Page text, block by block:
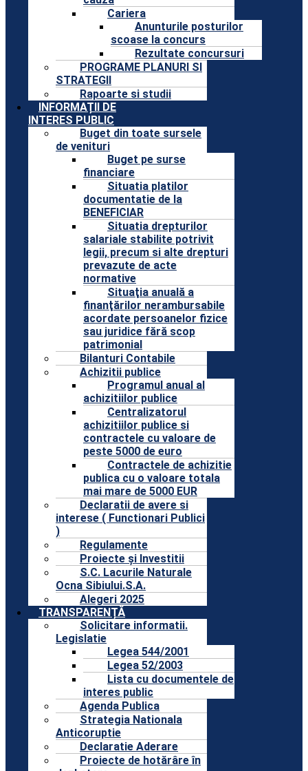
Cariera
Anunturile posturilor
scoase la concurs
Rezultate concursuri
PROGRAME PLANURI SI
STRATEGII
Rapoarte si studii
INFORMAȚII DE
INTERES PUBLIC
Buget din toate sursele
de venituri
Buget pe surse
financiare
Situatia platilor
documentatie de la
BENEFICIAR
Situatia drepturilor
salariale stabilite potrivit
legii, precum si alte drepturi
prevazute de acte
normative
Situaţia anuală a
finanţărilor nerambursabile
acordate persoanelor fizice
sau juridice fără scop
patrimonial
Bilanturi Contabile
Achizitii publice
Programul anual al
achizitiilor publice
Centralizatorul
achizitiilor publice si
contractele cu valoare de
peste 5000 de euro
Contractele de achizitie
publica cu o valoare totala
mai mare de 5000 EUR
Declaratii de avere si
interese ( Functionari Publici
)
Regulamente
Proiecte și Investitii
S.C. Lacurile Naturale
Ocna Sibiului.S.A.
Alegeri 2025
TRANSPARENȚĂ
Solicitare informatii.
Legislatie
Legea 544/2001
Legea 52/2003
Lista cu documentele de
interes public
Agenda Publica
Strategia Nationala
Anticoruptie
Declaratie Aderare
Proiecte de hotărâre în